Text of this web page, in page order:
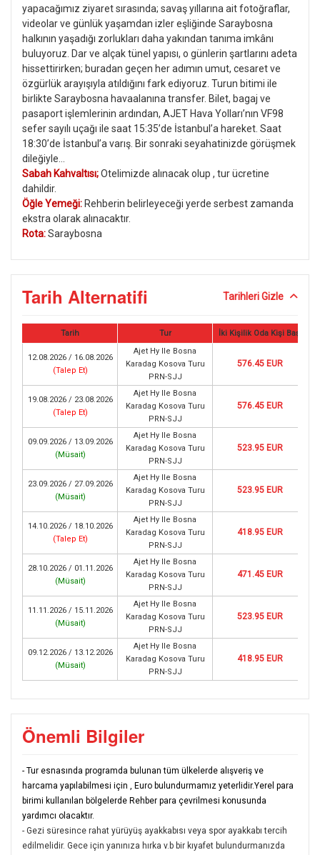
yapacağımız ziyaret sırasında; savaş yıllarına ait fotoğraflar,
videolar ve günlük yaşamdan izler eşliğinde Saraybosna
halkının yaşadığı zorlukları daha yakından tanıma imkânı
buluyoruz. Dar ve alçak tünel yapısı, o günlerin şartlarını adeta
hissettirirken; buradan geçen her adımın umut, cesaret ve
özgürlük arayışıyla atıldığını fark ediyoruz. Turun bitimi ile
birlikte Saraybosna havaalanına transfer. Bilet, bagaj ve
pasaport işlemlerinin ardından, AJET Hava Yolları’nın VF98
sefer sayılı uçağı ile saat 15:35’de İstanbul’a hareket. Saat
18:30’de İstanbul’a varış. Bir sonraki seyahatinizde görüşmek
dileğiyle…
Sabah Kahvaltısı;Otelimizde alınacak olup , tur ücretine
dahildir.
Öğle Yemeği: Rehberin belirleyeceği yerde serbest zamanda
ekstra olarak alınacaktır.
Rota:Saraybosna
Tarih Alternatifi Tarihleri Gizle
Tarih Tur İki Kişilik Oda Kişi Başı
12.08.2026 / 16.08.2026
(Talep Et)
Ajet Hy Ile Bosna
Karadag Kosova Turu
PRN-SJJ
576.45 EUR
19.08.2026 / 23.08.2026
(Talep Et)
Ajet Hy Ile Bosna
Karadag Kosova Turu
PRN-SJJ
576.45 EUR
09.09.2026 / 13.09.2026
(Müsait)
Ajet Hy Ile Bosna
Karadag Kosova Turu
PRN-SJJ
523.95 EUR
23.09.2026 / 27.09.2026
(Müsait)
Ajet Hy Ile Bosna
Karadag Kosova Turu
PRN-SJJ
523.95 EUR
14.10.2026 / 18.10.2026
(Talep Et)
Ajet Hy Ile Bosna
Karadag Kosova Turu
PRN-SJJ
418.95 EUR
28.10.2026 / 01.11.2026
(Müsait)
Ajet Hy Ile Bosna
Karadag Kosova Turu
PRN-SJJ
471.45 EUR
11.11.2026 / 15.11.2026
(Müsait)
Ajet Hy Ile Bosna
Karadag Kosova Turu
PRN-SJJ
523.95 EUR
09.12.2026 / 13.12.2026
(Müsait)
Ajet Hy Ile Bosna
Karadag Kosova Turu
PRN-SJJ
418.95 EUR
Önemli Bilgiler
- Tur esnasında programda bulunan tüm ülkelerde alışveriş ve
harcama yapılabilmesi için , Euro bulundurmamız yeterlidir.Yerel para
birimi kullanılan bölgelerde Rehber para çevrilmesi konusunda
yardımcı olacaktır.
- Gezi süresince rahat yürüyüş ayakkabısı veya spor ayakkabı tercih
edilmelidir. Gece için yanınıza hırka v.b bir kıyafet bulundurmanızda